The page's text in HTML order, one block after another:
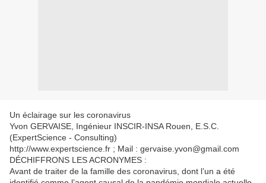
Un éclairage sur les coronavirus
Yvon GERVAISE, Ingénieur INSCIR-INSA Rouen, E.S.C.
(ExpertScience - Consulting)
http://www.expertscience.fr ; Mail : gervaise.yvon@gmail.com
DÉCHIFFRONS LES ACRONYMES :
Avant de traiter de la famille des coronavirus, dont l’un a été